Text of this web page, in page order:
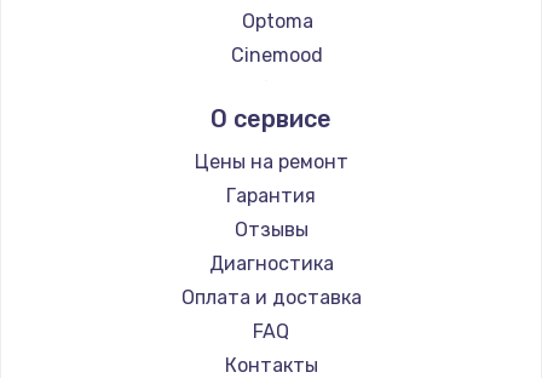
Optoma
Cinemood
Barco
Xgimi
Canon
JVC
Casio
Hiper
HITACHI
Panasonic
О сервисе
Цены на ремонт
Гарантия
Отзывы
Диагностика
Оплата и доставка
FAQ
Контакты